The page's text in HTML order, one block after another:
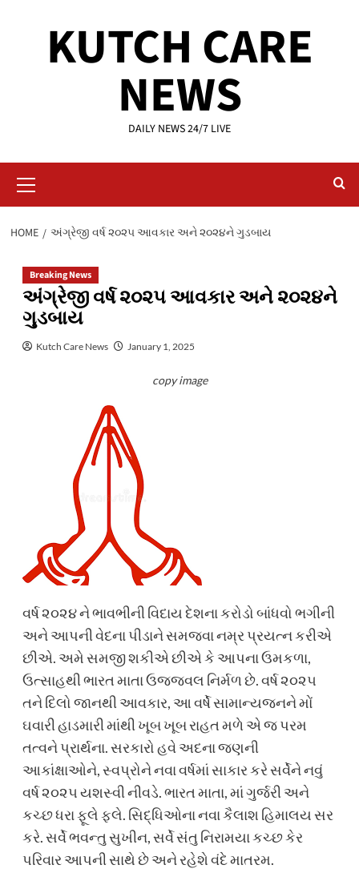
KUTCH CARE
NEWS
DAILY NEWS 24/7 LIVE
Menu
HOME અંગ્રેજી વર્ષ ૨૦૨૫ આવકાર અને ૨૦૨૪ને ગુડબાય
Breaking News
અંગ્રેજી વર્ષ ૨૦૨૫ આવકાર અને ૨૦૨૪ને
ગુડબાય
Kutch Care News January 1, 2025
copy image
વર્ષ ૨૦૨૪ ને ભાવભીની વિદાય દેશના કરોડો બાંધવો ભગીની
અને આપની વેદના પીડાને સમજવા નમ્ર પ્રયત્ન કરીએ
છીએ. અમે સમજી શકીએ છીએ કે આપના ઉમકળા,
ઉત્સાહથી ભારત માતા ઉજ્જવલ નિર્મળ છે. વર્ષ ૨૦૨૫
તને દિલો જાનથી આવકાર, આ વર્ષે સામાન્યજનને મોં
ઘવારી હાડમારી માંથી ખૂબ ખૂબ રાહત મળે એ જ પરમ
તત્વને પ્રાર્થના. સરકારો હવે અદના જણની
આકાંક્ષાઓને, સ્વપ્રોને નવા વર્ષમાં સાકાર કરે સર્વેને નવું
વર્ષ ૨૦૨૫ યશસ્વી નીવડે. ભારત માતા, માં ગુર્જરી અને
કચ્છ ધરા ફૂલે ફલે. સિદ્ધિઓના નવા કૈલાશ હિમાલય સર
કરે. સર્વે ભવન્તુ સુખીન, સર્વે સંતુ નિરામયા કચ્છ કેર
પરિવાર આપની સાથે છે અને રહેશે વંદે માતરમ.